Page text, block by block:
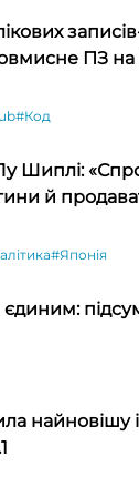
ПЗ на
#Код
Шиплі:
й
#Японія
найновішу